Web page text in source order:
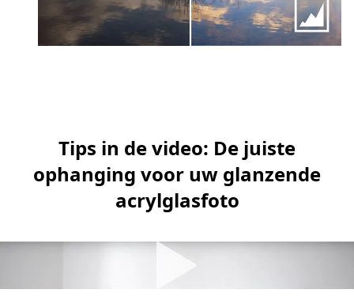
Tips in de video: De juiste
ophanging voor uw glanzende
acrylglasfoto